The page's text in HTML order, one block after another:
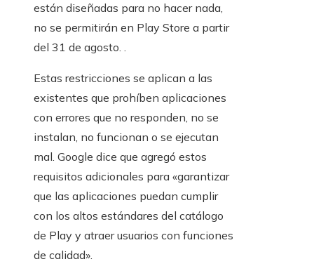
están diseñadas para no hacer nada,
no se permitirán en Play Store a partir
del 31 de agosto. .
Estas restricciones se aplican a las
existentes que prohíben aplicaciones
con errores que no responden, no se
instalan, no funcionan o se ejecutan
mal. Google dice que agregó estos
requisitos adicionales para «garantizar
que las aplicaciones puedan cumplir
con los altos estándares del catálogo
de Play y atraer usuarios con funciones
de calidad».